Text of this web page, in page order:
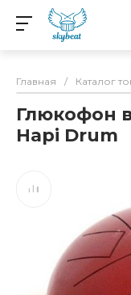
Главная / Каталог
Глюкофон
Hapi Drum